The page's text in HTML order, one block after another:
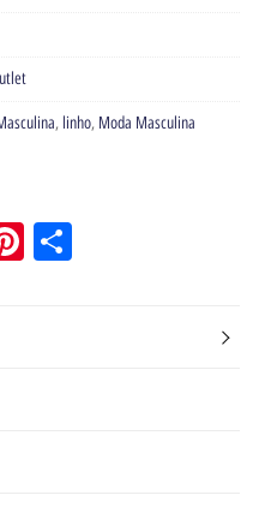
, linho, Moda Masculina
Pinterest